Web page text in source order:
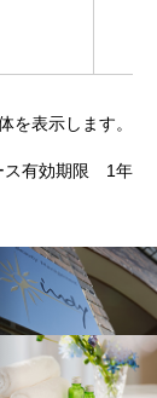
を表示します。
ス有効期限 1年